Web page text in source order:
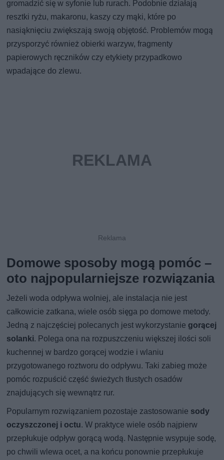
gromadzić się w syfonie lub rurach. Podobnie działają
resztki ryżu, makaronu, kaszy czy mąki, które po
nasiąknięciu zwiększają swoją objętość. Problemów mogą
przysporzyć również obierki warzyw, fragmenty
papierowych ręczników czy etykiety przypadkowo
wpadające do zlewu.
Domowe sposoby mogą pomóc –
oto najpopularniejsze rozwiązania
Jeżeli woda odpływa wolniej, ale instalacja nie jest
całkowicie zatkana, wiele osób sięga po domowe metody.
Jedną z najczęściej polecanych jest wykorzystanie gorącej
solanki. Polega ona na rozpuszczeniu większej ilości soli
kuchennej w bardzo gorącej wodzie i wlaniu
przygotowanego roztworu do odpływu. Taki zabieg może
pomóc rozpuścić część świeżych tłustych osadów
znajdujących się wewnątrz rur.
Popularnym rozwiązaniem pozostaje zastosowanie sody
oczyszczonej i octu. W praktyce wiele osób najpierw
przepłukuje odpływ gorącą wodą. Następnie wsypuje sodę,
po chwili wlewa ocet, a na końcu ponownie przepłukuje